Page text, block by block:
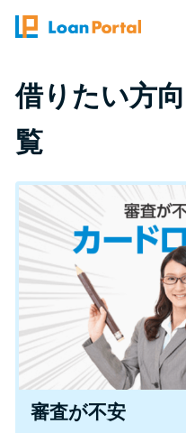
トップペー
総合人
とに
バレ
審査
便利なコンテ
借りたい方
覧
審査が不安